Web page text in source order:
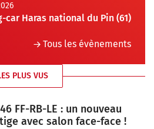
car Haras national du Pin (61)
Tous les évènements
PLUS VUS
FF-RB-LE : un nouveau
avec salon face-face !